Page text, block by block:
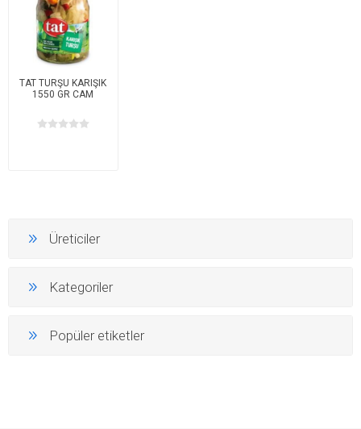
TAT TURŞU KARIŞIK
1550 GR CAM
Üreticiler
Kategoriler
Popüler etiketler